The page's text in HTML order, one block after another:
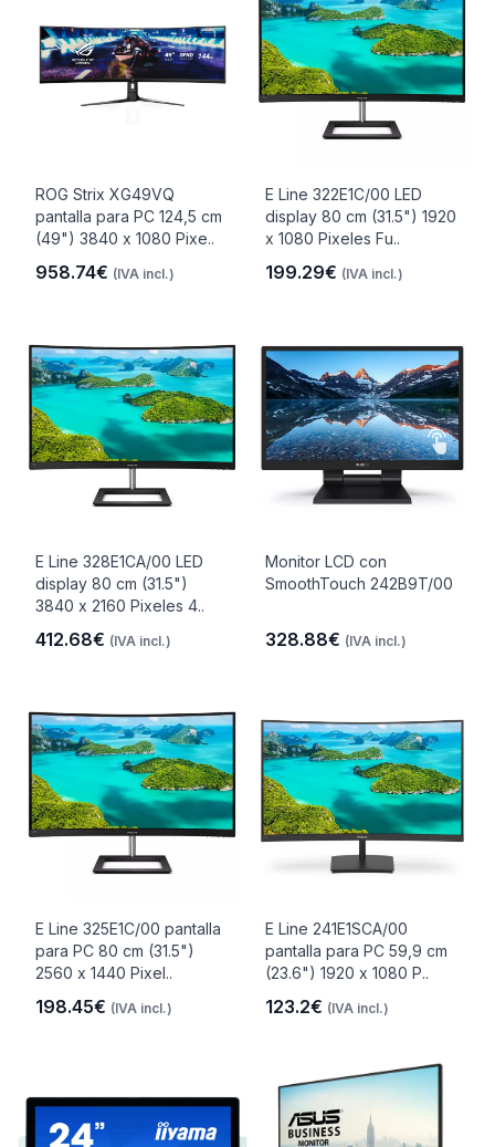
ROG Strix XG49VQ
pantalla para PC 124,5 cm
(49") 3840 x 1080 Pixe..
958.74€ (IVA incl.)
E Line 322E1C/00 LED
display 80 cm (31.5") 1920
x 1080 Pixeles Fu..
199.29€ (IVA incl.)
E Line 328E1CA/00 LED
display 80 cm (31.5")
3840 x 2160 Pixeles 4..
412.68€ (IVA incl.)
Monitor LCD con
SmoothTouch 242B9T/00
328.88€ (IVA incl.)
E Line 325E1C/00 pantalla
para PC 80 cm (31.5")
2560 x 1440 Pixel..
198.45€ (IVA incl.)
E Line 241E1SCA/00
pantalla para PC 59,9 cm
(23.6") 1920 x 1080 P..
123.2€ (IVA incl.)